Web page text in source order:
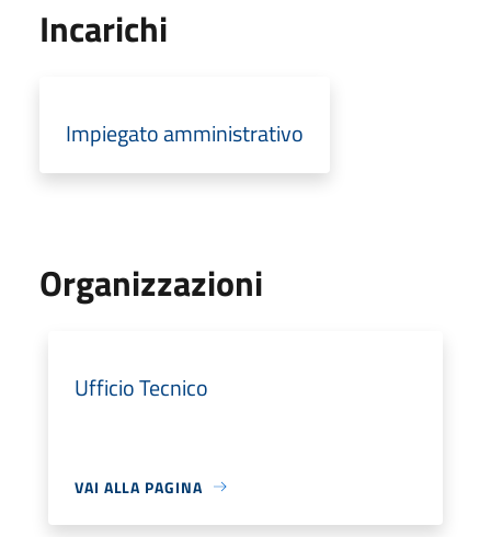
Incarichi
Impiegato amministrativo
Organizzazioni
Ufficio Tecnico
VAI ALLA PAGINA